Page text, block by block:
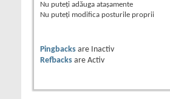
Nu puteţi adăuga ataşamente
Nu puteţi modifica posturile proprii
Pingbacks are
Inactiv
Refbacks are Activ